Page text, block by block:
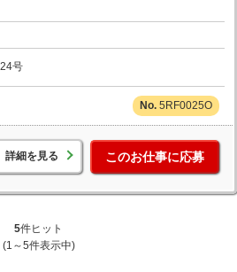
号
5RF0025O
詳細を見る このお仕事に応募
5件ヒット
(1～5件表示中)